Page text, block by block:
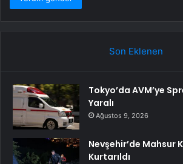
Son Eklenen
Tokyo’da AVM’ye
Yaralı
Ağustos 9, 2026
Nevşehir’de Mahsur
Kurtarıldı